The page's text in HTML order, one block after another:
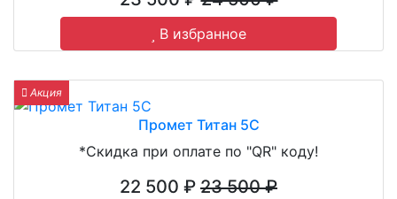
В избранное
Акция
Промет Титан 5С
*Скидка при оплате по "QR" коду!
22 500 ₽ 23 500 ₽